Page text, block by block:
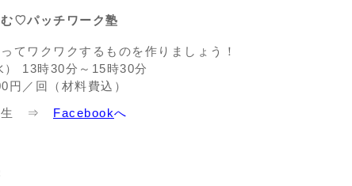
♡パッチワーク塾
てワクワクするものを作りましょう！
） 13時30分～15時30分
／回（材料費込）
生 ⇒ Facebookへ